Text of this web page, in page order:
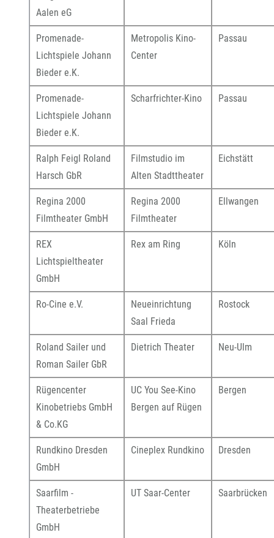
Aalen eG
Promenade-
Lichtspiele Johann
Bieder e.K.
Metropolis Kino-
Center
Passau
Promenade-
Lichtspiele Johann
Bieder e.K.
Scharfrichter-Kino Passau
Ralph Feigl Roland
Harsch GbR
Filmstudio im
Alten Stadttheater
Eichstätt
Regina 2000
Filmtheater GmbH
Regina 2000
Filmtheater
Ellwangen
REX
Lichtspieltheater
GmbH
Rex am Ring Köln
Ro-Cine e.V.
Neueinrichtung
Saal Frieda
Rostock
Roland Sailer und
Roman Sailer GbR
Dietrich Theater Neu-Ulm
Rügencenter
Kinobetriebs GmbH
& Co.KG
UC You See-Kino
Bergen auf Rügen
Bergen
Rundkino Dresden
GmbH
Cineplex Rundkino Dresden
Saarfilm -
Theaterbetriebe
GmbH
UT Saar-Center Saarbrücken